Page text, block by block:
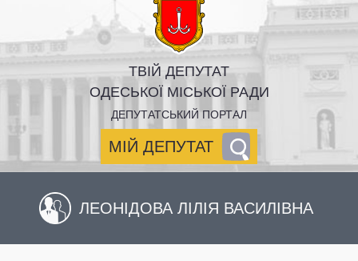
ТВІЙ ДЕПУТАТ
ОДЕСЬКОЇ МІСЬКОЇ РАДИ
ДЕПУТАТСЬКИЙ ПОРТАЛ
МІЙ ДЕПУТАТ
ЛЕОНІДОВА ЛІЛІЯ ВАСИЛІВНА